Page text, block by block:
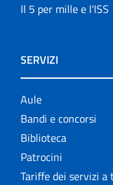
Il 5 per mille e l'ISS
SERVIZI
Aule
Bandi e concorsi
Biblioteca
Patrocini
Tariffe dei servizi a